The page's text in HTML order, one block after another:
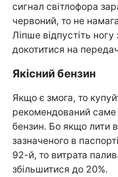
сигнал світлофора
червоний, то не
Ліпше відпустіть
докотитися на
Якісний бензин
Якщо є змога, то
рекомендований
бензин. Бо якщо лити
зазначеного в
92-й, то витрата
збільшитися до 20%.